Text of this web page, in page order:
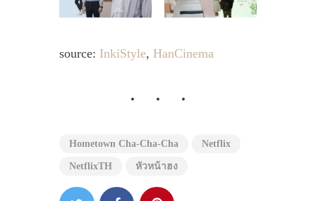
source: InkiStyle, HanCinema
Hometown Cha-Cha-Cha Netflix
NetflixTH หัวหน้าฮง